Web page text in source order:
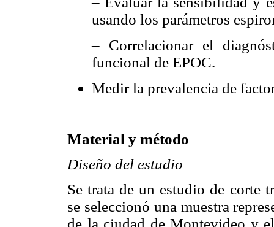
usando los parámetros
– Correlacionar el
funcional de EPOC.
Medir la prevalencia de
Material y método
Diseño del estudio
Se trata de un estudio de corte
se seleccionó una muestra